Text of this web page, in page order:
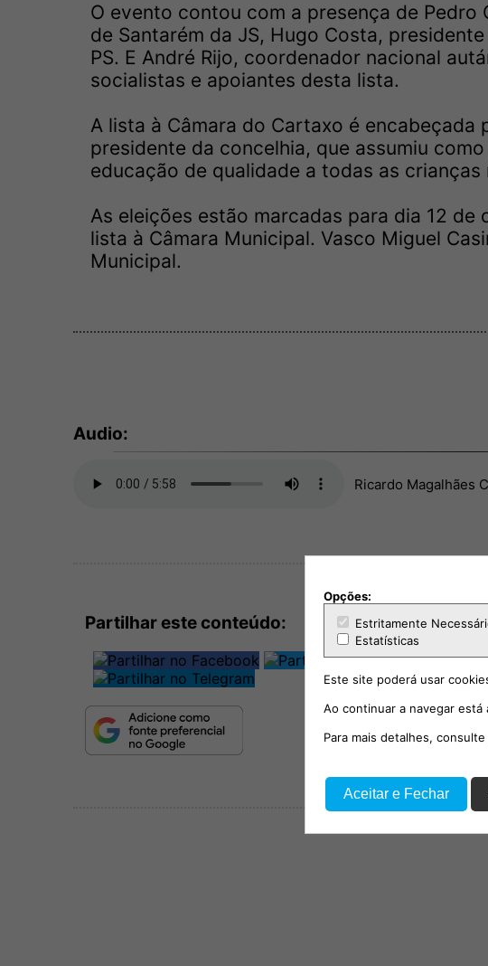
O evento contou com a presença de
de Santarém da JS, Hugo Costa,
PS. E André Rijo, coordenador nacional
socialistas e apoiantes desta lista.
A lista à Câmara do Cartaxo é encabeçada
presidente da concelhia, que assumiu
educação de qualidade a todas as
As eleições estão marcadas para dia 12
lista à Câmara Municipal. Vasco Miguel
Municipal.
Audio:
Ricardo Magalhães
Partilhar este conteúdo:
Opções:
Estritamente
Estatísticas
Este site poderá usar
Ao continuar a navegar está
Para mais detalhes,
Aceitar e Fechar